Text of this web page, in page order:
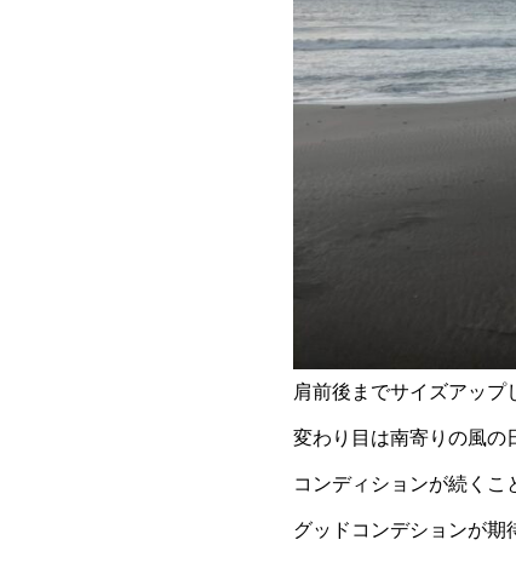
肩前後までサイズアッ
変わり目は南寄りの風の
コンディションが続く
グッドコンデションが期